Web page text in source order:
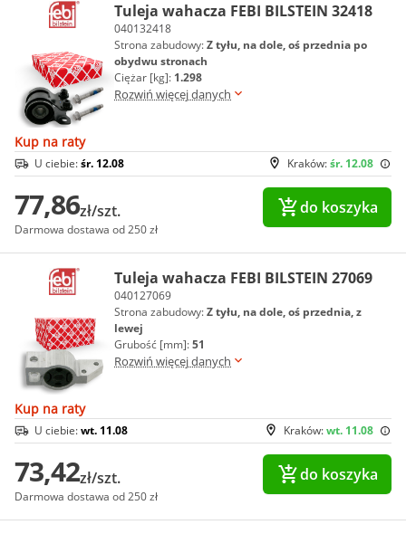
Tuleja wahacza FEBI BILSTEIN 32418
040132418
Strona zabudowy:Z tyłu, na dole, oś przednia po
obydwu stronach
Ciężar [kg]: 1.298
Rozwiń więcej danych
Kup na raty
Kraków:śr. 12.08
U ciebie:śr. 12.08
77,86zł/szt.
Darmowa dostawa od 250 zł
do koszyka
Tuleja wahacza FEBI BILSTEIN 27069
040127069
Strona zabudowy:Z tyłu, na dole, oś przednia, z
lewej
Grubość [mm]:51
Rozwiń więcej danych
Kup na raty
Kraków:wt. 11.08
U ciebie:wt. 11.08
73,42zł/szt.
Darmowa dostawa od 250 zł
do koszyka